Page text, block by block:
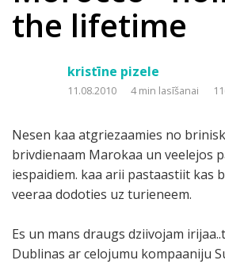
the lifetime
kristīne pizele
11.08.2010 4 min lasīšanai
Nesen kaa atgriezaamies no
brivdienaam Marokaa un veelejos
iespaidiem. kaa arii pastaastiit kas
veeraa dodoties uz turieneem.
Es un mans draugs dziivojam
Dublinas ar celojumu kompaaniju